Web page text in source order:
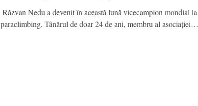
Răzvan Nedu a devenit în această lună vicecampion mondial la
paraclimbing. Tânărul de doar 24 de ani, membru al asociației…